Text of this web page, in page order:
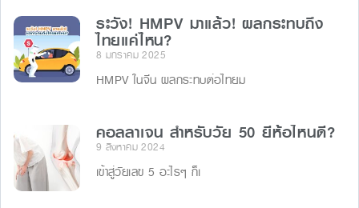
ระวัง! HMPV มาแล้ว! ผลกระทบถึง
ไทยแค่ไหน?
8 มกราคม 2025
HMPV ในจีน ผลกระทบต่อไทยม
คอลลาเจน สำหรับวัย 50 ยี่ห้อไหนดี?
9 สิงหาคม 2024
เข้าสู่วัยเลข 5 อะไรๆ ก็เ